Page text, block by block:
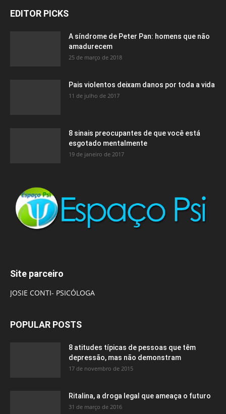
EDITOR PICKS
A síndrome de Peter Pan: homens que não
amadurecem
25 de março de 2018
Pais violentos deixam danos por toda a vida
11 de julho de 2017
8 sinais preocupantes de que você está
esgotado mentalmente
19 de janeiro de 2017
Site parceiro
JOSIE CONTI- PSICÓLOGA
POPULAR POSTS
8 atitudes típicas de pessoas que têm
depressão, mas não demonstram
17 de novembro de 2015
Ritalina, a droga legal que ameaça o futuro
31 de março de 2016